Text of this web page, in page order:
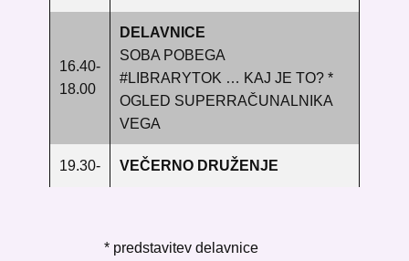
16.40-
18.00
DELAVNICE
SOBA POBEGA
#LIBRARYTOK … KAJ JE TO? *
OGLED SUPERRAČUNALNIKA
VEGA
19.30- VEČERNO DRUŽENJE
* predstavitev delavnice